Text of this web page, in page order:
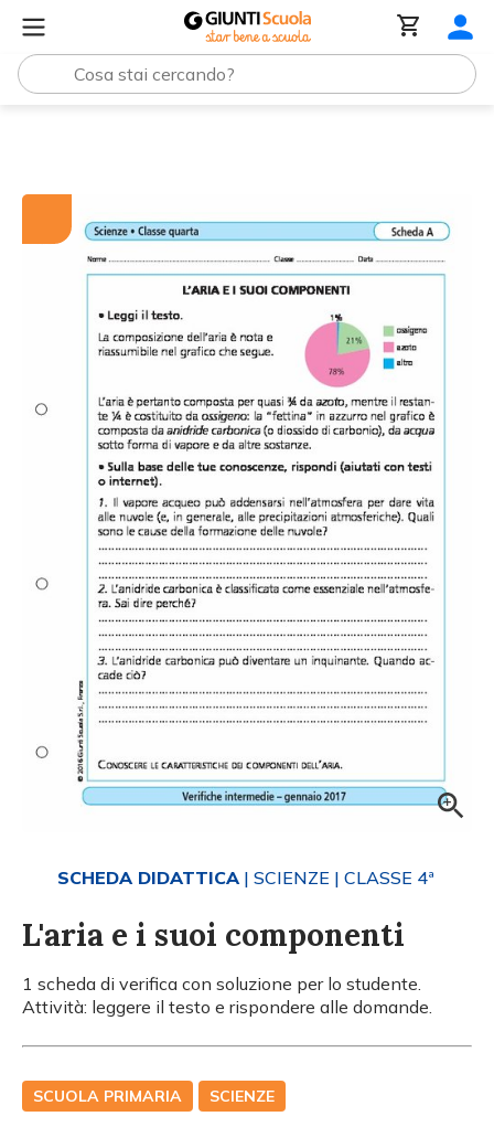
SCHEDA DIDATTICA | SCIENZE | CLASSE 4ª
L'aria e i suoi componenti
1 scheda di verifica con soluzione per lo studente.
Attività: leggere il testo e rispondere alle domande.
SCUOLA PRIMARIA SCIENZE